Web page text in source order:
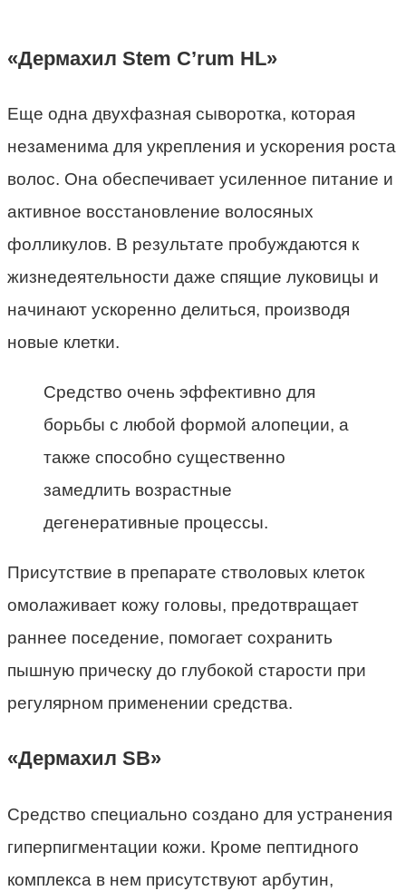
«Дермахил Stem C’rum HL»
Еще одна двухфазная сыворотка, которая
незаменима для укрепления и ускорения роста
волос. Она обеспечивает усиленное питание и
активное восстановление волосяных
фолликулов. В результате пробуждаются к
жизнедеятельности даже спящие луковицы и
начинают ускоренно делиться, производя
новые клетки.
Средство очень эффективно для
борьбы с любой формой алопеции, а
также способно существенно
замедлить возрастные
дегенеративные процессы.
Присутствие в препарате стволовых клеток
омолаживает кожу головы, предотвращает
раннее поседение, помогает сохранить
пышную прическу до глубокой старости при
регулярном применении средства.
«Дермахил SB»
Средство специально создано для устранения
гиперпигментации кожи. Кроме пептидного
комплекса в нем присутствуют арбутин,